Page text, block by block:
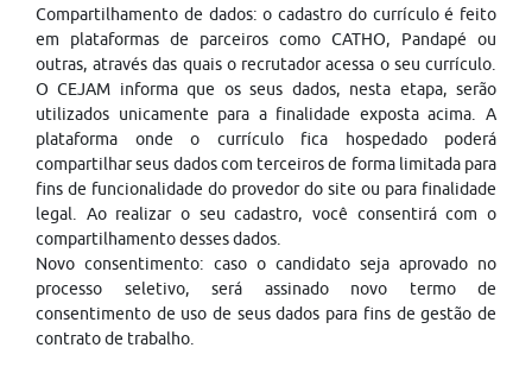
Compartilhamento de dados: o cadastro do currículo é feito
em plataformas de parceiros como CATHO, Pandapé ou
outras, através das quais o recrutador acessa o seu currículo.
O CEJAM informa que os seus dados, nesta etapa, serão
utilizados unicamente para a finalidade exposta acima. A
plataforma onde o currículo fica hospedado poderá
compartilhar seus dados com terceiros de forma limitada para
fins de funcionalidade do provedor do site ou para finalidade
legal. Ao realizar o seu cadastro, você consentirá com o
compartilhamento desses dados.
Novo consentimento: caso o candidato seja aprovado no
processo seletivo, será assinado novo termo de
consentimento de uso de seus dados para fins de gestão de
contrato de trabalho.